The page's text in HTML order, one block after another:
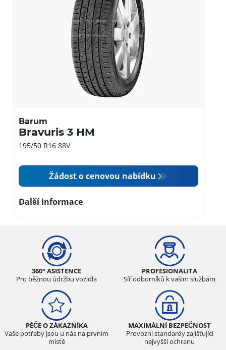
Barum
Bravuris 3 HM
195/50 R16 88V
Žádost o cenovou nabídku
Další informace
360° ASISTENCE
Pro běžnou údržbu vozidla
PROFESIONALITA
Síť odborníků k vašim službám
PÉČE O ZÁKAZNÍKA
Vaše potřeby jsou u nás na prvním
místě
MAXIMÁLNÍ BEZPEČNOST
Provozní standardy zajišťující
nejvyšší ochranu